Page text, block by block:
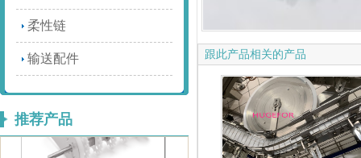
柔性链
输送配件
推荐产品
JMBSL单倍速链输送 跟此产品相关的产品